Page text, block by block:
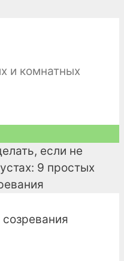
и комнатных
если не
9 простых